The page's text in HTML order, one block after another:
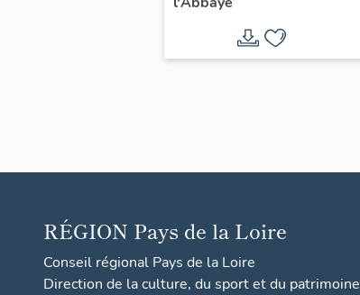
avenue des Roches,
Fontevraud-l'Abbaye
RÉGION Pays de la Loire
Conseil régional Pays de la Loire
Direction de la culture, du sport et du patrimoine